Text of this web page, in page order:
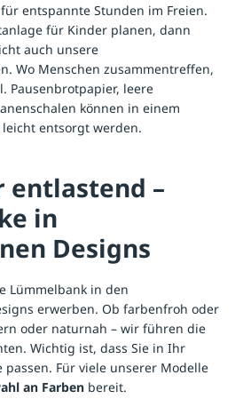
entspannte Stunden im Freien.
für Kinder planen, dann
auch unsere
. Wo Menschen zusammentreffen,
Pausenbrotpapier, leere
können in einem
leicht entsorgt werden.
entlastend –
in
Designs
Lümmelbank in den
erwerben. Ob farbenfroh oder
oder naturnah – wir führen die
Wichtig ist, dass Sie in Ihr
Für viele unserer Modelle
an Farben bereit.